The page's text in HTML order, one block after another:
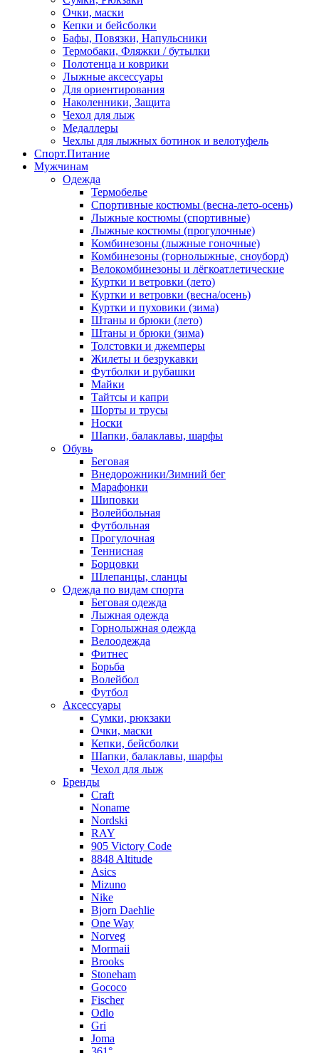
Очки, маски
Кепки и бейсболки
Бафы, Повязки, Напульсники
Термобаки, Фляжки / бутылки
Полотенца и коврики
Лыжные аксессуары
Для ориентирования
Наколенники, Защита
Чехол для лыж
Медаллеры
Чехлы для лыжных ботинок и велотуфель
Спорт.Питание
Мужчинам
Одежда
Термобелье
Спортивные костюмы (весна-лето-осень)
Лыжные костюмы (спортивные)
Лыжные костюмы (прогулочные)
Комбинезоны (лыжные гоночные)
Комбинезоны (горнолыжные, сноуборд)
Велокомбинезоны и лёгкоатлетические
Куртки и ветровки (лето)
Куртки и ветровки (весна/осень)
Куртки и пуховики (зима)
Штаны и брюки (лето)
Штаны и брюки (зима)
Толстовки и джемперы
Жилеты и безрукавки
Футболки и рубашки
Майки
Тайтсы и капри
Шорты и трусы
Носки
Шапки, балаклавы, шарфы
Обувь
Беговая
Внедорожники/Зимний бег
Марафонки
Шиповки
Волейбольная
Футбольная
Прогулочная
Теннисная
Борцовки
Шлепанцы, сланцы
Одежда по видам спорта
Беговая одежда
Лыжная одежда
Горнолыжная одежда
Велоодежда
Фитнес
Борьба
Волейбол
Футбол
Аксессуары
Сумки, рюкзаки
Очки, маски
Кепки, бейсболки
Шапки, балаклавы, шарфы
Чехол для лыж
Бренды
Craft
Noname
Nordski
RAY
905 Victory Code
8848 Altitude
Asics
Mizuno
Nike
Bjorn Daehlie
One Way
Norveg
Mormaii
Brooks
Stoneham
Gococo
Fischer
Odlo
Gri
Joma